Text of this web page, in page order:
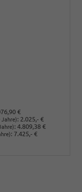
€
Jahre): 2.025,- €
: 4.809,38 €
: 7.425,- €